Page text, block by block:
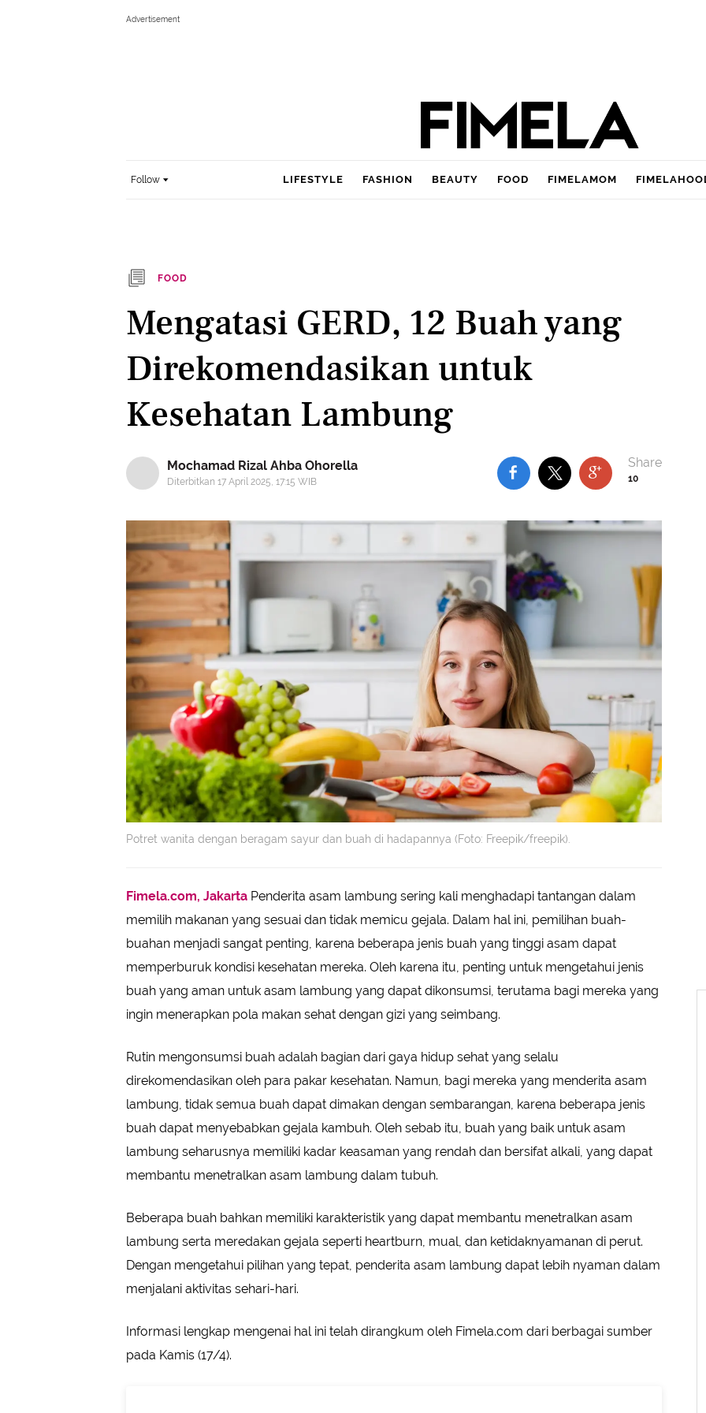
Follow LIFESTYLE FASHION BEAUTY FOOD FIMELAMOM
FOOD
Mengatasi GERD, 12 Buah yang
Direkomendasikan untuk
Kesehatan Lambung
Mochamad Rizal Ahba Ohorella
Diterbitkan 17 April 2025, 17:15 WIB 10
Potret wanita dengan beragam sayur dan buah di hadapannya (Foto: Freepik/freepik).
Fimela.com, Jakarta Penderita asam lambung sering kali menghadapi tantangan dalam
memilih makanan yang sesuai dan tidak memicu gejala. Dalam hal ini, pemilihan buah-
buahan menjadi sangat penting, karena beberapa jenis buah yang tinggi asam dapat
memperburuk kondisi kesehatan mereka. Oleh karena itu, penting untuk mengetahui jenis
buah yang aman untuk asam lambung yang dapat dikonsumsi, terutama bagi mereka yang
ingin menerapkan pola makan sehat dengan gizi yang seimbang.
Rutin mengonsumsi buah adalah bagian dari gaya hidup sehat yang selalu
direkomendasikan oleh para pakar kesehatan. Namun, bagi mereka yang menderita asam
lambung, tidak semua buah dapat dimakan dengan sembarangan, karena beberapa jenis
buah dapat menyebabkan gejala kambuh. Oleh sebab itu, buah yang baik untuk asam
lambung seharusnya memiliki kadar keasaman yang rendah dan bersifat alkali, yang dapat
membantu menetralkan asam lambung dalam tubuh.
Beberapa buah bahkan memiliki karakteristik yang dapat membantu menetralkan asam
lambung serta meredakan gejala seperti heartburn, mual, dan ketidaknyamanan di perut.
Dengan mengetahui pilihan yang tepat, penderita asam lambung dapat lebih nyaman dalam
menjalani aktivitas sehari-hari.
Informasi lengkap mengenai hal ini telah dirangkum oleh Fimela.com dari berbagai sumber
pada Kamis (17/4).